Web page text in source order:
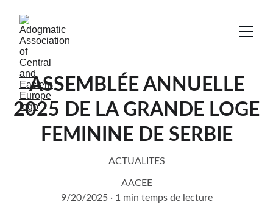
ASSEMBLÉE ANNUELLE
2025 DE LA GRANDE LOGE
FEMININE DE SERBIE
ACTUALITES
AACEE
9/20/2025
1 min temps de lecture